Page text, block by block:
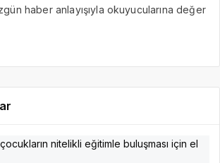
haber anlayışıyla okuyucularına değer